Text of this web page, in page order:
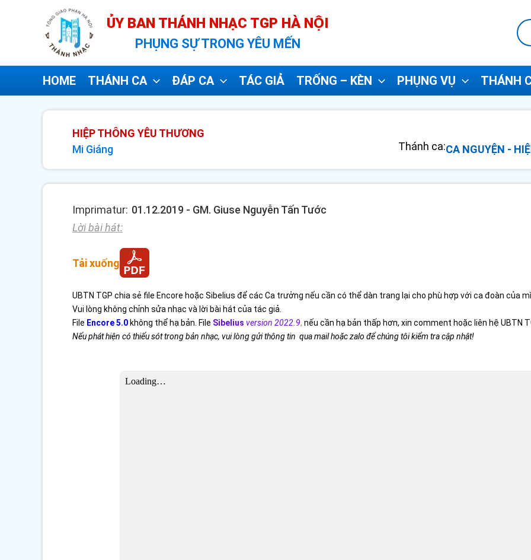
dung
ỦY BAN THÁNH NHẠC TGP HÀ NỘI
PHỤNG SỰ TRONG YÊU MẾN
HOME THÁNH CA ĐÁP CA TÁC GIẢ TRỐNG – KÈN PHỤNG VỤ THÁNH
HIỆP THÔNG YÊU THƯƠNG
Mi Giáng
Thánh ca:CA NGUYỆN -
Imprimatur: 01.12.2019 - GM. Giuse Nguyễn Tấn Tước
Lời bài hát:
Tải xuống
UBTN TGP chia sẻ file Encore hoặc Sibelius để các Ca trưởng nếu cần có thể dàn trang lại cho phù hợp với ca đoàn của
Vui lòng không chỉnh sửa nhạc và lời bài hát của tác giả.
File Encore 5.0 không thể hạ bản. File Sibelius version 2022.9, nếu cần hạ bản thấp hơn, xin comment hoặc liên hệ UBTN
Nếu phát hiện có thiếu sót trong bản nhạc, vui lòng gửi thông tin qua mail hoặc zalo để chúng tôi kiểm tra cập nhật!